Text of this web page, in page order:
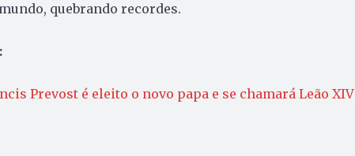
quebrando recordes.
Prevost é eleito o novo papa e se chamará Leão XIV